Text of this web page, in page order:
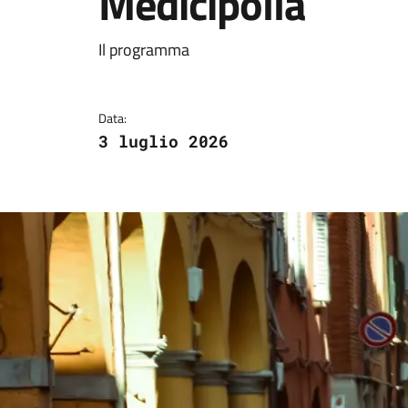
Dettagli della
Il programma
Data:
3 luglio 2026